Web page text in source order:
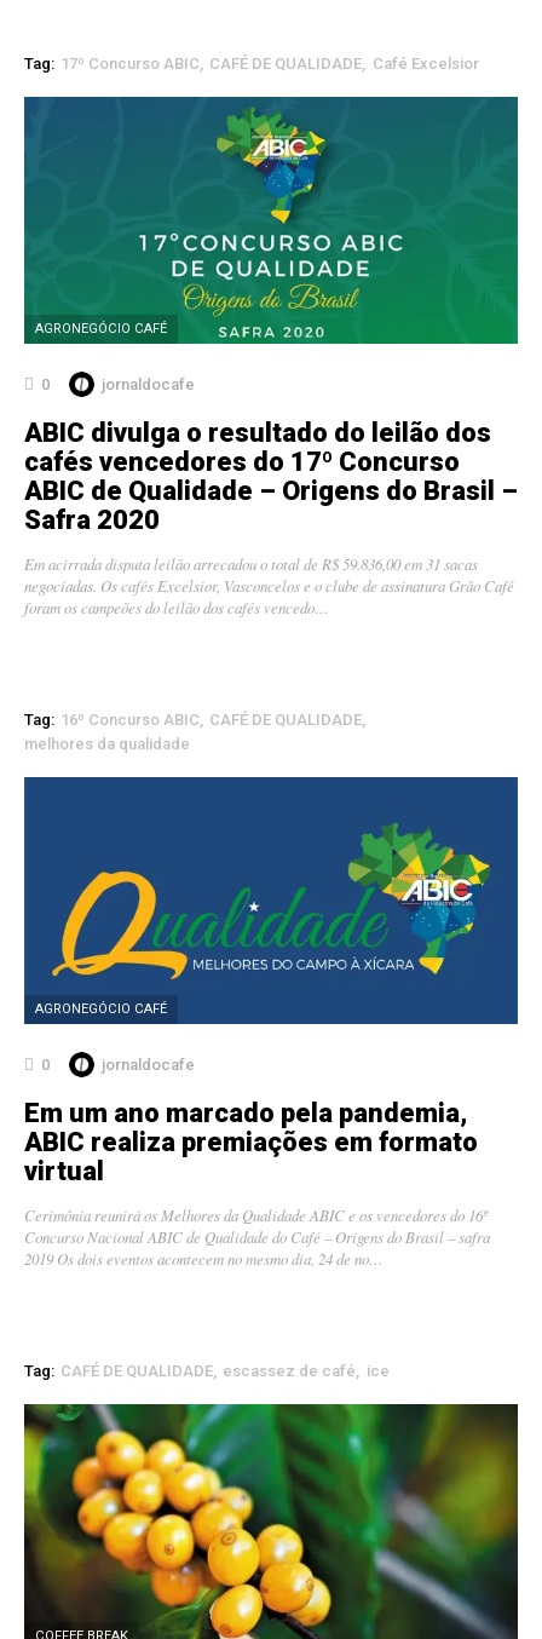
Tag: 17º Concurso ABIC CAFÉ DE QUALIDADE Café Excelsior
AGRONEGÓCIO CAFÉ
0 jornaldocafe
ABIC divulga o resultado do leilão dos
cafés vencedores do 17º Concurso
ABIC de Qualidade – Origens do Brasil –
Safra 2020
Em acirrada disputa leilão arrecadou o total de R$ 59.836,00 em 31 sacas
negociadas. Os cafés Excelsior, Vasconcelos e o clube de assinatura Grão Café
foram os campeões do leilão dos cafés vencedo…
Tag: 16º Concurso ABIC
CAFÉ DE QUALIDADE
melhores da qualidade
AGRONEGÓCIO CAFÉ
0 jornaldocafe
Em um ano marcado pela pandemia,
ABIC realiza premiações em formato
virtual
Cerimônia reunirá os Melhores da Qualidade ABIC e os vencedores do 16º
Concurso Nacional ABIC de Qualidade do Café – Origens do Brasil – safra
2019 Os dois eventos acontecem no mesmo dia, 24 de no…
Tag: CAFÉ DE QUALIDADE escassez de café ice